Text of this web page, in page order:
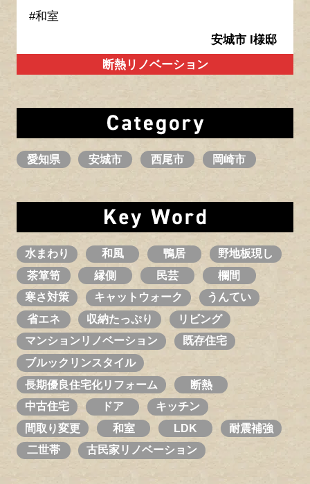
#和室
安城市 I様邸
断熱リノベーション
愛知県 安城市 西尾市 岡崎市
水まわり 和風 鴨居
野地板現し
茶箪笥
縁側 民芸
欄間
寒さ対策
キャットウォーク
うんてい
省エネ
収納たっぷり
リビング
マンションリノベーション
既存住宅
ブルックリンスタイル
長期優良住宅化リフォーム
断熱
中古住宅
ドア
キッチン
間取り変更
和室 LDK
耐震補強
二世帯
古民家リノベーション